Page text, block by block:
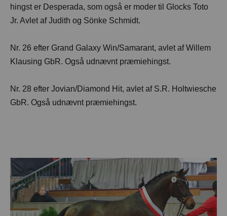
hingst er Desperada, som også er moder til Glocks Toto
Jr. Avlet af Judith og Sönke Schmidt.
Nr. 26 efter Grand Galaxy Win/Samarant, avlet af Willem
Klausing GbR. Også udnævnt præmiehingst.
Nr. 28 efter Jovian/Diamond Hit, avlet af S.R. Holtwiesche
GbR. Også udnævnt præmiehingst.